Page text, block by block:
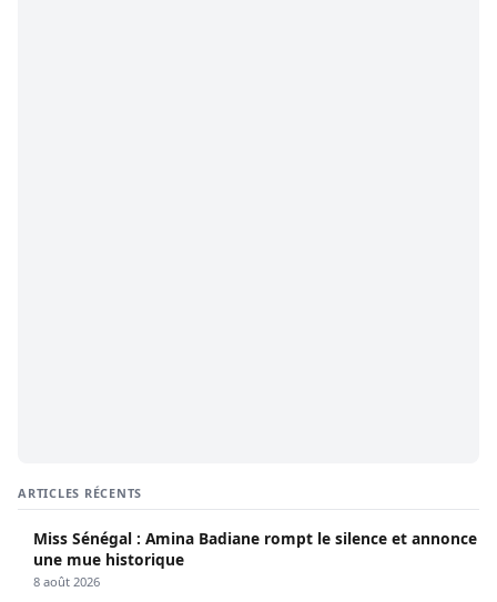
ARTICLES RÉCENTS
Miss Sénégal : Amina Badiane rompt le silence et annonce
une mue historique
8 août 2026